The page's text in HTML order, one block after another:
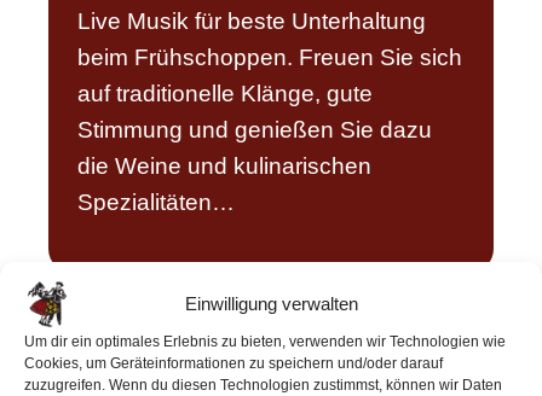
Einwilligung verwalten
Um dir ein optimales Erlebnis zu bieten, verwenden wir Technologien wie
Cookies, um Geräteinformationen zu speichern und/oder darauf
zuzugreifen. Wenn du diesen Technologien zustimmst, können wir Daten
Live Musik für beste Unterhaltung
beim Frühschoppen. Freuen Sie sich
auf traditionelle Klänge, gute
Stimmung und genießen Sie dazu
die Weine und kulinarischen
Spezialitäten…
Pfarrfest St. Blasius